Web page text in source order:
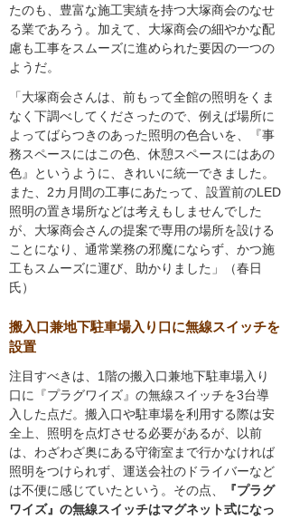
たのも、豊富な施工実績を持つ大塚商会のなせ
る業であろう。加えて、大塚商会の細やかな配
慮も工事をスムーズに進められた要因の一つの
ようだ。
「大塚商会さんは、前もって全館の照明をくま
なく下調べしてくださったので、例えば場所に
よってばらつきのあった照明の色合いを、『事
務スペースにはこの色、休憩スペースにはあの
色』というように、きれいに統一できました。
また、2カ月間の工事にあたって、設置前のLED
照明の置き場所などは考えもしませんでした
が、大塚商会さんの提案で専用の場所を設ける
ことになり、通常業務の邪魔にならず、かつ施
工もスムーズに運び、助かりました」（春日
氏）
搬入口兼地下駐車場入り口に無線スイッチを
設置
注目すべきは、1階の搬入口兼地下駐車場入り
口に『プラグワイズ』の無線スイッチを3台導
入した点だ。搬入口や駐車場を利用する際は安
全上、照明を点灯させる必要があるが、以前
は、わざわざ奥にある守衛室まで行かなければ
照明をつけられず、運送会社のドライバーなど
は不便に感じていたという。その点、
『プラグ
ワイズ』の無線スイッチはマグネット式になっ